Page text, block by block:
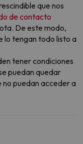
que nos
de contacto
De este modo,
lo tengan todo listo a
tener condiciones
puedan quedar
puedan acceder a